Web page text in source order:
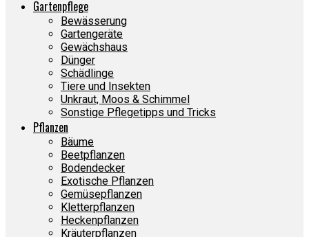
Gartenpflege
Bewässerung
Gartengeräte
Gewächshaus
Dünger
Schädlinge
Tiere und Insekten
Unkraut, Moos & Schimmel
Sonstige Pflegetipps und Tricks
Pflanzen
Bäume
Beetpflanzen
Bodendecker
Exotische Pflanzen
Gemüsepflanzen
Kletterpflanzen
Heckenpflanzen
Kräuterpflanzen